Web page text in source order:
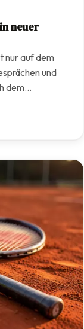
neuer
nur auf dem
und
dem…
Treffpunkt